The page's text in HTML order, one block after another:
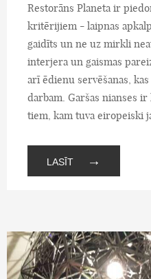
Restorāns Planeta ir
kritērijiem - laipnas
gaidīts un ne uz mirkli
interjera un gaismas
arī ēdienu servēšanas,
darbam. Garšas nianses
tiem, kam tuva eiropeiski
LASĪT →